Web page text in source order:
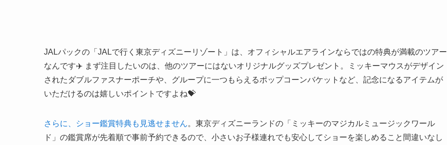
JALパックの「JALで行く東京ディズニーリゾート」は、オフィシャルエアラインならではの特典が満載のツアー
なんです✈️ まず注目したいのは、他のツアーにはないオリジナルグッズプレゼント。ミッキーマウスがデザイン
されたダブルファスナーポーチや、グループに一つもらえるポップコーンバケットなど、記念になるアイテムが
いただけるのは嬉しいポイントですよね💝
さらに、ショー鑑賞特典も見逃せません。東京ディズニーランドの「ミッキーのマジカルミュージックワール
ド」の鑑賞席が先着順で事前予約できるので、小さいお子様連れでも安心してショーを楽しめること間違いなし